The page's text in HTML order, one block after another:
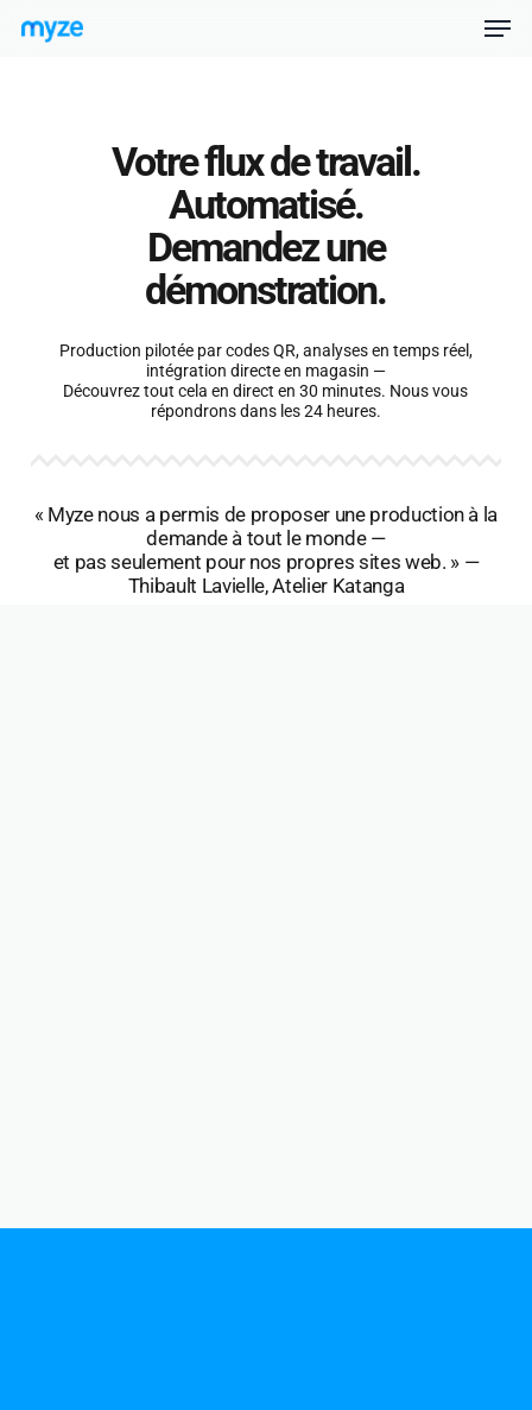
Votre flux de travail.
Automatisé.
Demandez une
démonstration.
Production pilotée par codes QR, analyses en temps réel,
intégration directe en magasin —
Découvrez tout cela en direct en 30 minutes. Nous vous
répondrons dans les 24 heures.
« Myze nous a permis de proposer une production à la
demande à tout le monde —
et pas seulement pour nos propres sites web. » —
Thibault Lavielle, Atelier Katanga